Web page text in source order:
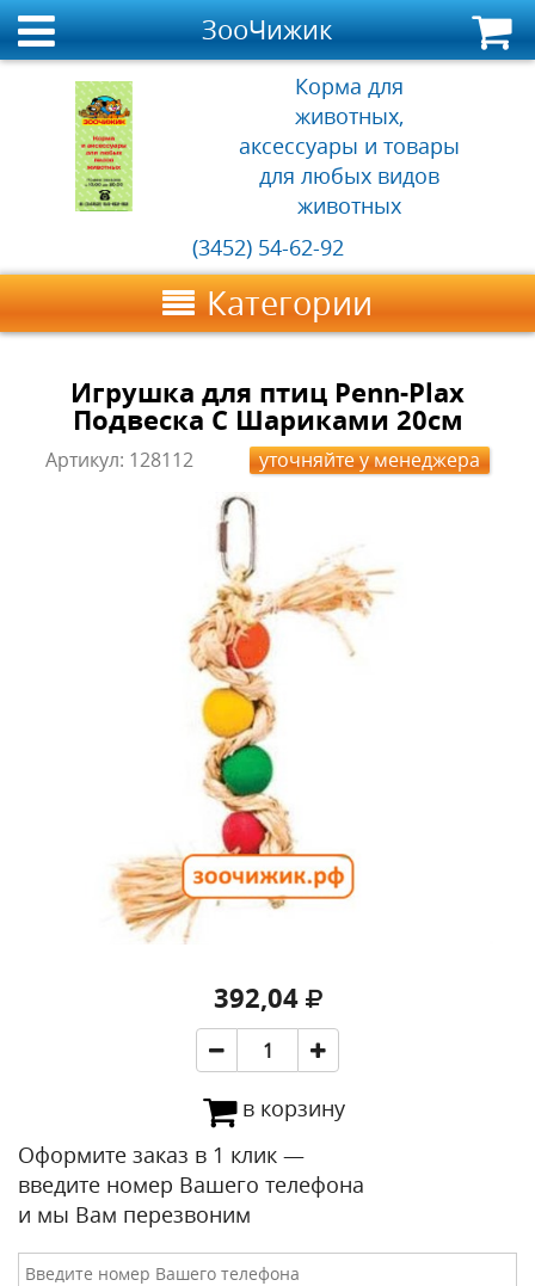
ЗооЧижик
Корма для
животных,
аксессуары и товары
для любых видов
животных
(3452) 54-62-92
Категории
Игрушка для птиц Penn-Plax
Подвеска С Шариками 20см
Артикул: 128112 уточняйте у менеджера
392,04
в корзину
Оформите заказ в 1 клик —
введите номер Вашего телефона
и мы Вам перезвоним